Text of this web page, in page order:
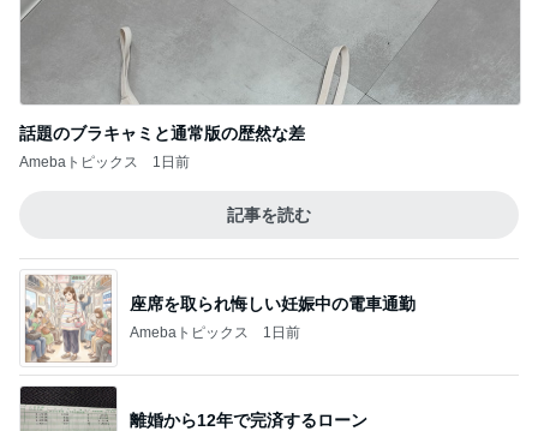
話題のブラキャミと通常版の歴然な差
Amebaトピックス 1日前
記事を読む
座席を取られ悔しい妊娠中の電車通勤
Amebaトピックス 1日前
離婚から12年で完済するローン